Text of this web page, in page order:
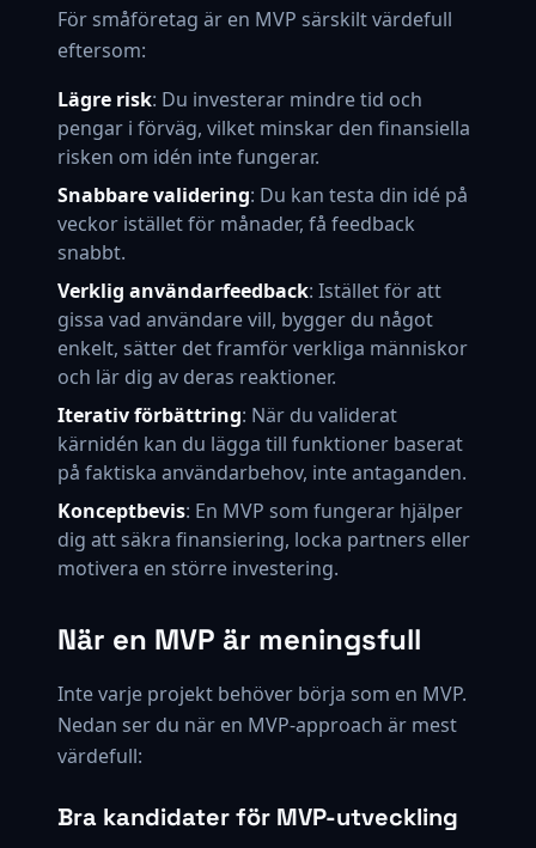
För småföretag är en MVP särskilt värdefull
eftersom:
Lägre risk: Du investerar mindre tid och
pengar i förväg, vilket minskar den finansiella
risken om idén inte fungerar.
Snabbare validering: Du kan testa din idé på
veckor istället för månader, få feedback
snabbt.
Verklig användarfeedback: Istället för att
gissa vad användare vill, bygger du något
enkelt, sätter det framför verkliga människor
och lär dig av deras reaktioner.
Iterativ förbättring: När du validerat
kärnidén kan du lägga till funktioner baserat
på faktiska användarbehov, inte antaganden.
Konceptbevis: En MVP som fungerar hjälper
dig att säkra finansiering, locka partners eller
motivera en större investering.
När en MVP är meningsfull
Inte varje projekt behöver börja som en MVP.
Nedan ser du när en MVP-approach är mest
värdefull:
Bra kandidater för MVP-utveckling